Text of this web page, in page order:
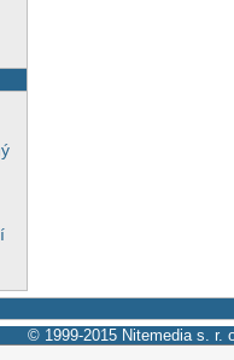
© 1999-2015 Nitemedia s. r.